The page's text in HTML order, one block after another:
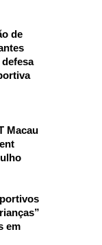
de
Macau
em